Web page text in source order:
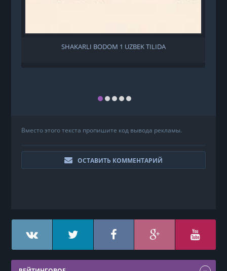
SHAKARLI BODOM 1 UZBEK TILIDA
Вместо этого текста пропишите код вывода рекламы.
ОСТАВИТЬ КОММЕНТАРИЙ